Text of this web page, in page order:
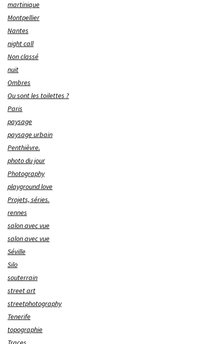
martinique
Montpellier
Nantes
night call
Non classé
nuit
Ombres
Ou sont les toilettes ?
Paris
paysage
paysage urbain
Penthièvre.
photo du jour
Photography
playground love
Projets, séries.
rennes
salon avec vue
salon avec vue
Séville
Silo
souterrain
street art
streetphotography
Tenerife
topographie